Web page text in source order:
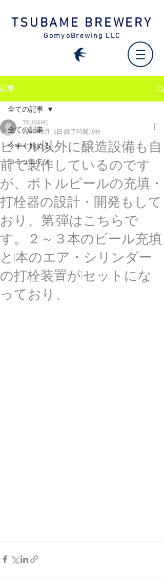
TSUBAME BREWERY
GomyoBrewing LLC
記事
全ての記事
今すぐ始める
コミュニティ
全ての記事
ビール以外に醸造設備も自
前で製作しているのです
が、ボトルビールの充填・
打栓器の設計・開発もして
おり、第1弾はこちらで
す。２～３本のビール充填
と1本のエア・シリンダー
の打栓装置が1セットにな
っており、
TSUBAME
2019年2月15日 読了時間: 0分